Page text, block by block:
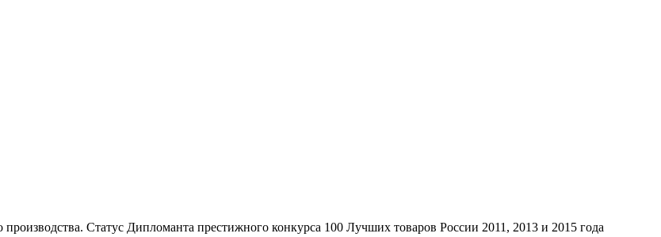
производства. Статус Дипломанта престижного конкурса 100 Лучших товаров России 2011, 2013 и 2015 года